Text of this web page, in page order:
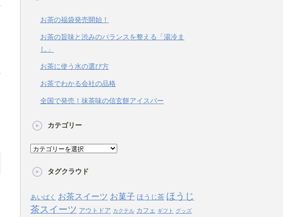
お茶の福袋発売開始！
お茶の旨味と渋みのバランスを整える「湯冷ま
し」
お茶に使う水の選び方
お茶でわかる会社の品格
全国で発売！抹茶味の信玄餅アイスバー
カテゴリー
カ
ゴ
ー
タグクラウド
あいぱく お茶スイーツ お菓子 ほうじ茶 ほうじ
茶スイーツ アウトドア カクテル カフェ ギフト グッズ